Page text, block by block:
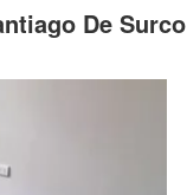
De Surco